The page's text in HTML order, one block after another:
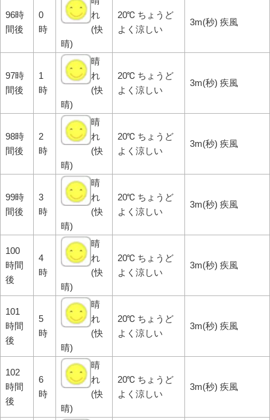
96時
間後
0
時
れ
(快
晴)
20℃ ちょうど
よく涼しい
3m(秒) 疾風
97時
間後
1
時
晴
れ
(快
晴)
20℃ ちょうど
よく涼しい
3m(秒) 疾風
98時
間後
2
時
晴
れ
(快
晴)
20℃ ちょうど
よく涼しい
3m(秒) 疾風
99時
間後
3
時
晴
れ
(快
晴)
20℃ ちょうど
よく涼しい
3m(秒) 疾風
100
時間
後
4
時
晴
れ
(快
晴)
20℃ ちょうど
よく涼しい
3m(秒) 疾風
101
時間
後
5
時
晴
れ
(快
晴)
20℃ ちょうど
よく涼しい
3m(秒) 疾風
102
時間
後
6
時
晴
れ
(快
晴)
20℃ ちょうど
よく涼しい
3m(秒) 疾風